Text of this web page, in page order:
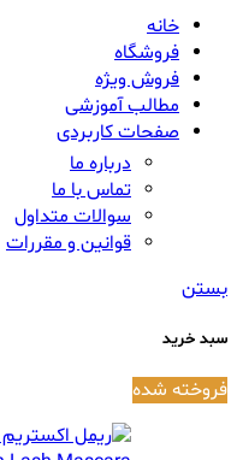
خانه
فروشگاه
فروش ویژه
مطالب آموزشی
صفحات کاربردی
درباره ما
تماس با ما
سوالات متداول
قوانین و مقررات
بستن
سبد خرید
فروخته شده